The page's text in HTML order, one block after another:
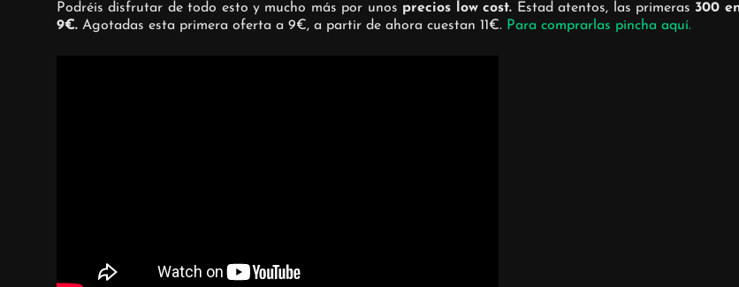
Podréis disfrutar de todo esto y mucho más por unos precios low cost. Estad atentos, las primeras300
9€. Agotadas esta primera oferta a 9€, a partir de ahora cuestan 11€. Para comprarlas pincha aquí.